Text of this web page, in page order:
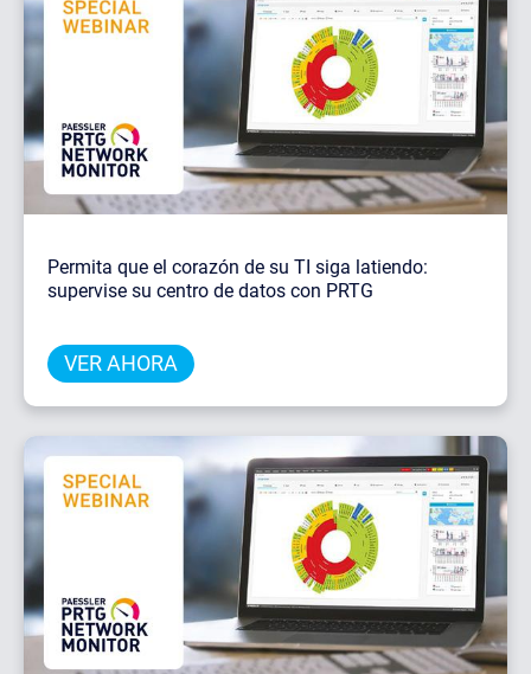
Permita que el corazón de su TI siga latiendo:
supervise su centro de datos con PRTG
VER AHORA